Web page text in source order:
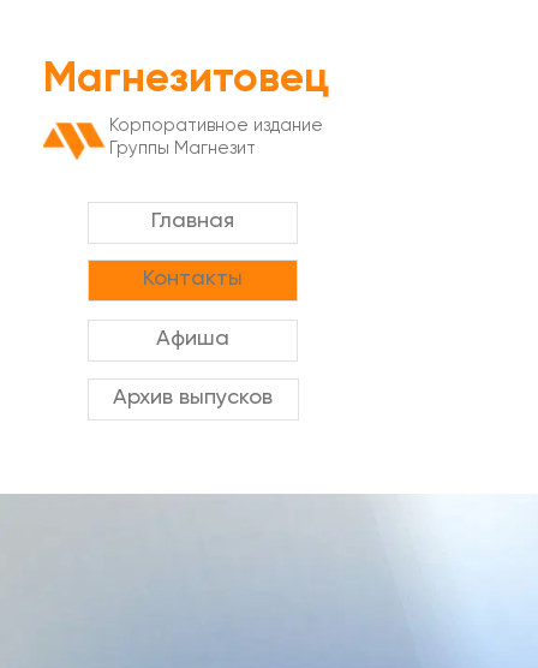
Архив выпусков
Магнезитовец
Главная
Афиша
Контакты
Корпоративное издание
Группы Магнезит